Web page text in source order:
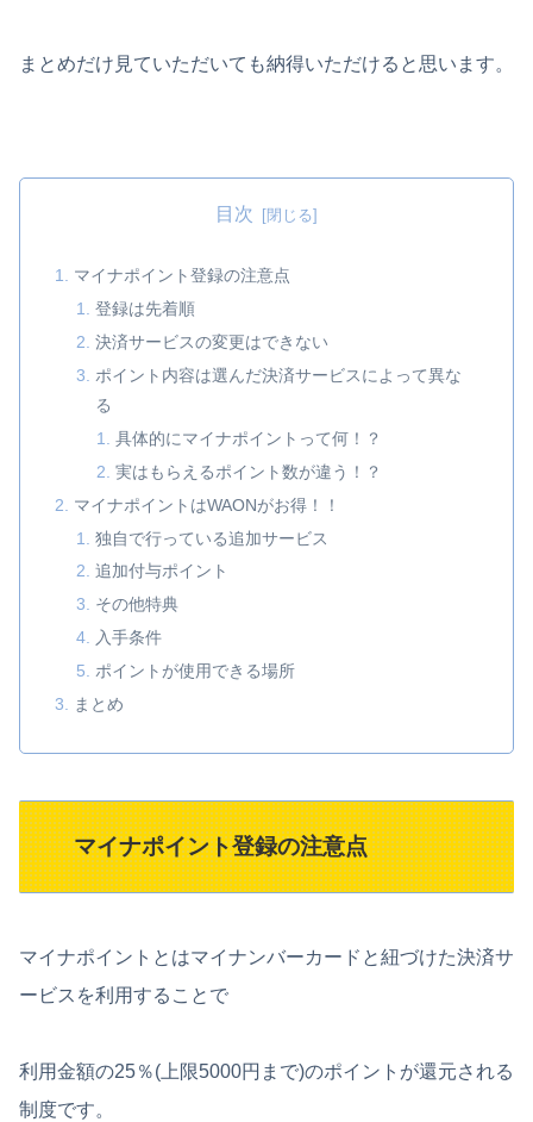
まとめだけ見ていただいても納得いただけると思います。
目次
マイナポイント登録の注意点
登録は先着順
決済サービスの変更はできない
ポイント内容は選んだ決済サービスによって異な
る
具体的にマイナポイントって何！？
実はもらえるポイント数が違う！？
マイナポイントはWAONがお得！！
独自で行っている追加サービス
追加付与ポイント
その他特典
入手条件
ポイントが使用できる場所
まとめ
マイナポイント登録の注意点
マイナポイントとはマイナンバーカードと紐づけた決済サ
ービスを利用することで
利用金額の25％(上限5000円まで)のポイントが還元される
制度です。